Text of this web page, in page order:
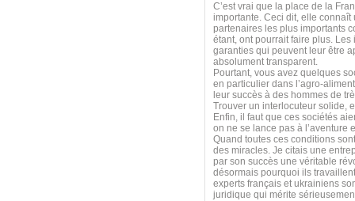
C’est vrai que la place de la
importante. Ceci dit, elle
partenaires les plus importants
étant, ont pourrait faire plus.
garanties qui peuvent leur être
absolument transparent.
Pourtant, vous avez quelques
en particulier dans l’agro-
leur succès à des hommes de
Trouver un interlocuteur solide,
Enfin, il faut que ces sociétés
on ne se lance pas à l’aventure
Quand toutes ces conditions
des miracles. Je citais une
par son succès une véritable
désormais pourquoi ils
experts français et ukrainiens
juridique qui mérite